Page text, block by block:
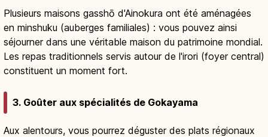
Plusieurs maisons gasshō d'Ainokura ont été aménagées
en minshuku (auberges familiales) : vous pouvez ainsi
séjourner dans une véritable maison du patrimoine mondial.
Les repas traditionnels servis autour de l'irori (foyer central)
constituent un moment fort.
3. Goûter aux spécialités de Gokayama
Aux alentours, vous pourrez déguster des plats régionaux